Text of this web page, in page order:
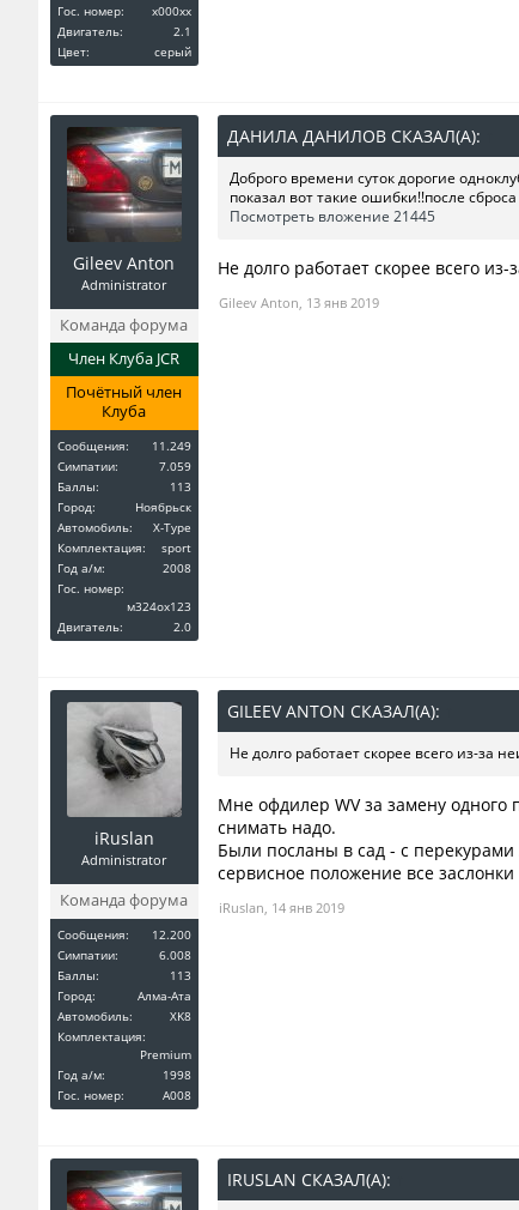
Гос. номер:
х000хх
Двигатель:
2.1
Цвет:
серый
Gileev Anton
Administrator
Команда форума
Член Клуба JCR
Почётный член
Клуба
Сообщения:
11.249
Симпатии:
7.059
Баллы:
113
Город:
Ноябрьск
Автомобиль:
X-Type
Комплектация:
sport
Год a/м:
2008
Гос. номер:
м324ох123
Двигатель:
2.0
ДАНИЛА ДАНИЛОВ СКАЗАЛ(А):
Доброго времени суток дорогие
показал вот такие ошибки!!после
Посмотреть вложение 21445
Не долго работает скорее всего
Gileev Anton, 13 янв 2019
iRuslan
Administrator
Команда форума
Сообщения:
12.200
Симпатии:
6.008
Баллы:
113
Город:
Алма-Ата
Автомобиль:
XK8
Комплектация:
Premium
Год a/м:
1998
Гос. номер:
A008
GILEEV ANTON СКАЗАЛ(А):
Не долго работает скорее всего из-за
Мне офдилер WV за замену одного
снимать надо.
Были посланы в сад - с
сервисное положение все
iRuslan, 14 янв 2019
IRUSLAN СКАЗАЛ(А):